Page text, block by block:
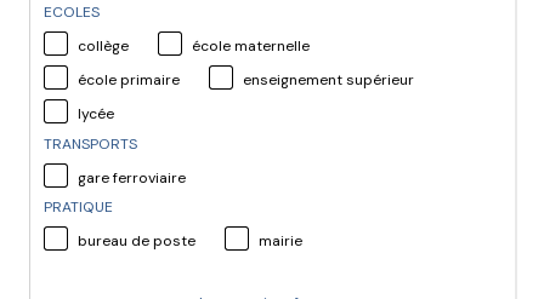
ECOLES
collège
école maternelle
école primaire
enseignement supérieur
lycée
TRANSPORTS
gare ferroviaire
PRATIQUE
bureau de poste
mairie